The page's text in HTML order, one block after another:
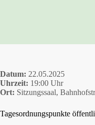
Datum: 22.05.2025
Uhrzeit: 19:00 Uhr
Ort: Sitzungssaal,
Tagesordnungspunkte